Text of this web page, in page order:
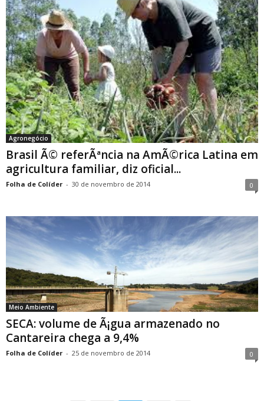
Agronegócio
Brasil Ã© referÃªncia na AmÃ©rica Latina em
agricultura familiar, diz oficial...
Folha de Colíder - 30 de novembro de 2014 0
Meio Ambiente
SECA: volume de Ã¡gua armazenado no
Cantareira chega a 9,4%
Folha de Colíder - 25 de novembro de 2014 0